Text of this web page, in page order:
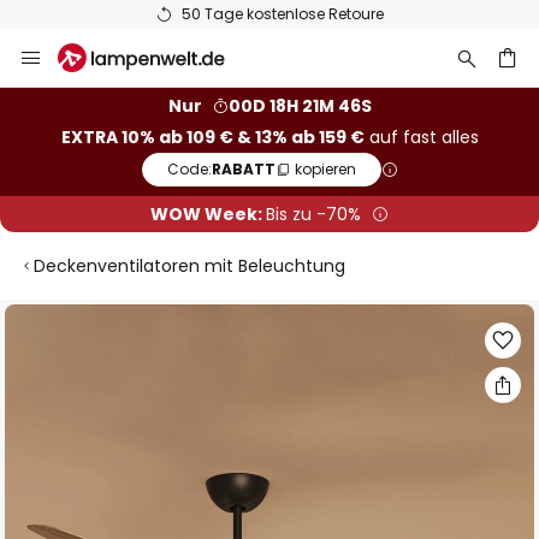
50 Tage kostenlose Retoure
Inhalt
Nur
00D 18H 21M 45S
EXTRA 10% ab 109 € & 13% ab 159 €auf fast alles
Code:RABATT kopieren
WOW Week:Bis zu -70%
Deckenventilatoren mit Beleuchtung
Zum